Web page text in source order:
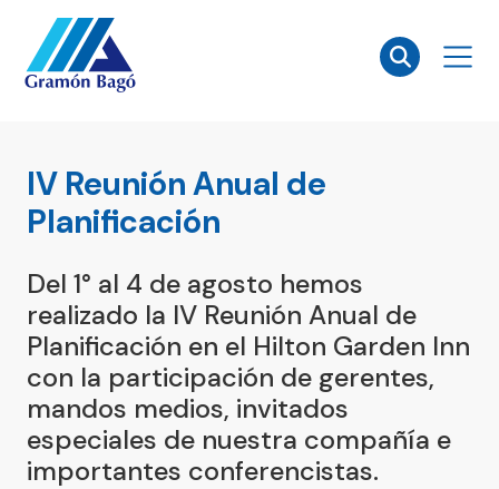
×
IV Reunión Anual de
Planificación
Del 1° al 4 de agosto hemos
realizado la IV Reunión Anual de
Planificación en el Hilton Garden Inn
con la participación de gerentes,
mandos medios, invitados
especiales de nuestra compañía e
importantes conferencistas.